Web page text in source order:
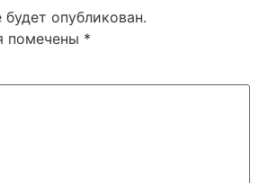
опубликован.
помечены *